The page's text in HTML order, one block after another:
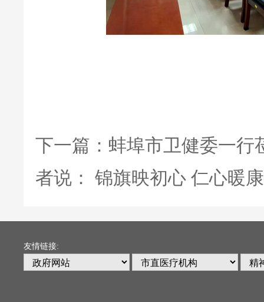
下一篇： 蚌埠市卫健委一行
者说： 锦旗映初心 仁心暖
友情链接: